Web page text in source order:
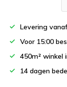
Levering
Voor 15:00
450m² winkel
14 dagen